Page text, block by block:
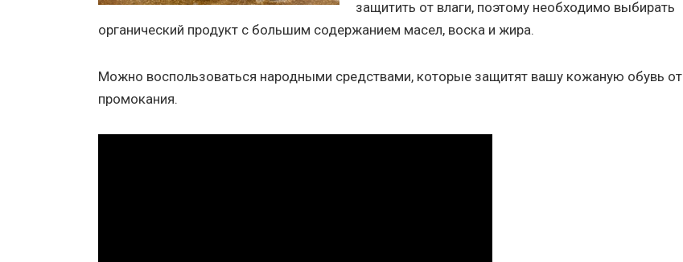
защитить от влаги, поэтому необходимо выбирать
органический продукт с большим содержанием масел, воска и жира.
Можно воспользоваться народными средствами, которые защитят вашу кожаную обувь от
промокания.